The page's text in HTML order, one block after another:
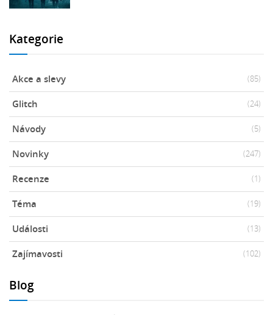
Kategorie
Akce a slevy (85)
Glitch (24)
Návody (5)
Novinky (247)
Recenze (1)
Téma (19)
Události (13)
Zajímavosti (102)
Blog